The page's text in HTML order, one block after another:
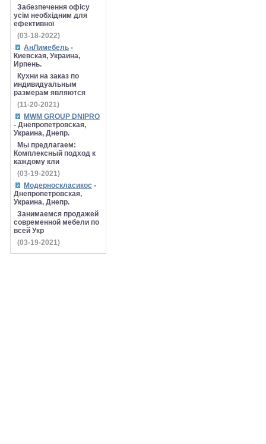
Забезпечення офісу
усім необхідним для
ефективної
(03-18-2022)
АнЛимебель -
Киевская, Украина,
Ирпень.
Кухни на заказ по
индивидуальным
размерам являются
(11-20-2021)
MWM GROUP DNIPRO
- Днепропетровская,
Украина, Днепр.
Мы предлагаем:
Комплексный подход к
каждому кли
(03-19-2021)
Модерноскласикос -
Днепропетровская,
Украина, Днепр.
Занимаемся продажей
современной мебели по
всей Укр
(03-19-2021)